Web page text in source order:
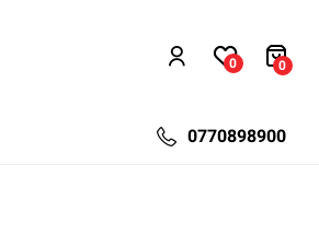
0 0
0770898900